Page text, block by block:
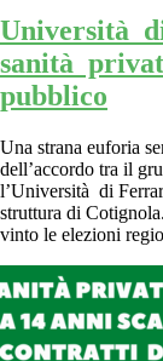
Università
sanità
pubblico
Una strana euforia
dell’accordo tra il
l’Università di
struttura di
vinto le elezioni